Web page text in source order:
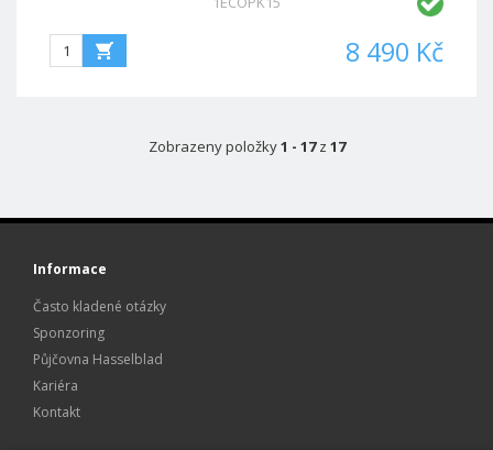
8 490 Kč
Zobrazeny položky1 - 17z 17
Informace
Často kladené otázky
Sponzoring
Půjčovna Hasselblad
Kariéra
Kontakt